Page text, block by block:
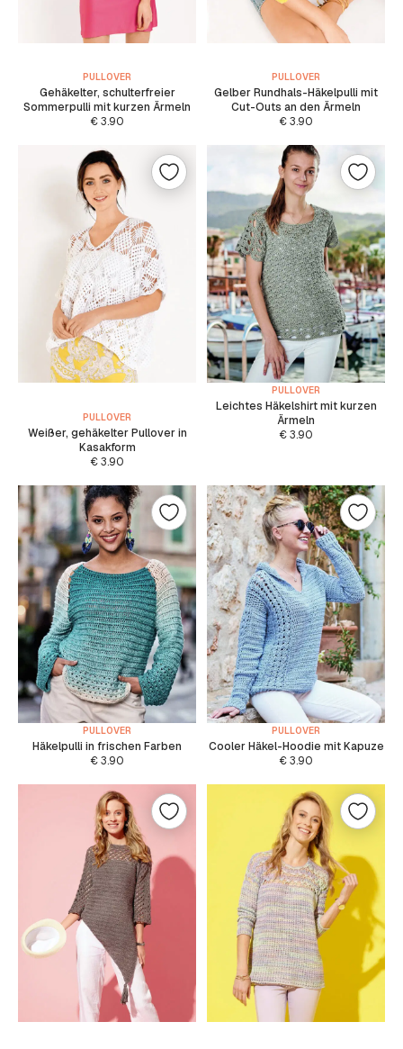
PULLOVER
Gehäkelter, schulterfreier
Sommerpulli mit kurzen Ärmeln
€3.90
PULLOVER
Gelber Rundhals-Häkelpulli mit
Cut-Outs an den Ärmeln
€3.90
PULLOVER
Weißer, gehäkelter Pullover in
Kasakform
€3.90
PULLOVER
Leichtes Häkelshirt mit kurzen
Ärmeln
€3.90
PULLOVER
Häkelpulli in frischen Farben
€3.90
PULLOVER
Cooler Häkel-Hoodie mit Kapuze
€3.90